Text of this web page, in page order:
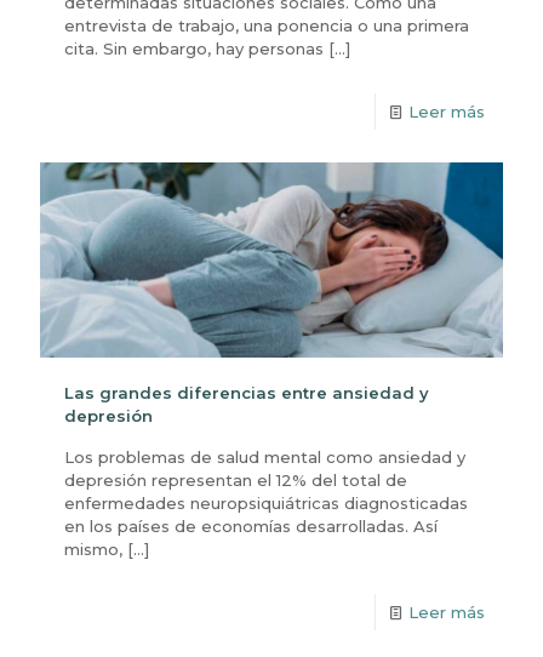
entrevista de trabajo, una ponencia o una primera
cita. Sin embargo, hay personas […]
Leer más
Las grandes diferencias entre ansiedad y
depresión
Los problemas de salud mental como ansiedad y
depresión representan el 12% del total de
enfermedades neuropsiquiátricas diagnosticadas
en los países de economías desarrolladas. Así
mismo, […]
Leer más